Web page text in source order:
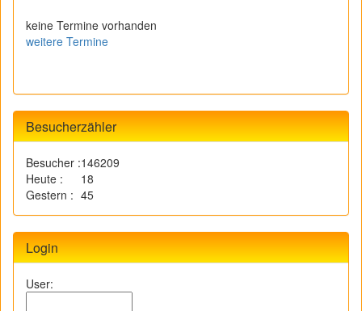
keine Termine vorhanden
weitere Termine
Besucherzähler
Besucher :146209
Heute :
18
Gestern : 45
Login
User: